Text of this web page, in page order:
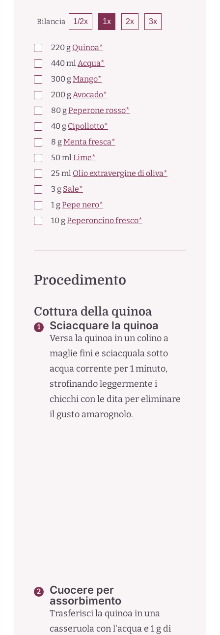
Bilancia 1/2x 1x 2x 3x
220 g Quinoa*
440mlAcqua*
300 gMango*
200 gAvocado*
80 gPeperone rosso*
40 g Cipollotto*
8 gMenta fresca*
50mlLime*
25 ml Olio extravergine di oliva*
3 g Sale*
1 gPepe nero*
10 gPeperoncino fresco*
Procedimento
Cottura della quinoa
Sciacquare la quinoa
Versa la quinoa in un colino a
maglie fini e sciacquala sotto
acqua corrente per 1 minuto,
strofinando leggermente i
chicchi con le dita per eliminare
il gusto amarognolo.
Cuocere per
assorbimento
Trasferisci la quinoa in una
casseruola con l'acqua e 1 g di